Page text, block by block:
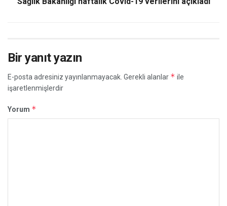
Bir yanıt yazın
E-posta adresiniz yayınlanmayacak. Gerekli alanlar * ile
işaretlenmişlerdir
Yorum *